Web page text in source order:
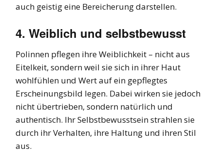
auch geistig eine Bereicherung darstellen.
4. Weiblich und selbstbewusst
Polinnen pflegen ihre Weiblichkeit – nicht aus
Eitelkeit, sondern weil sie sich in ihrer Haut
wohlfühlen und Wert auf ein gepflegtes
Erscheinungsbild legen. Dabei wirken sie jedoch
nicht übertrieben, sondern natürlich und
authentisch. Ihr Selbstbewusstsein strahlen sie
durch ihr Verhalten, ihre Haltung und ihren Stil
aus.